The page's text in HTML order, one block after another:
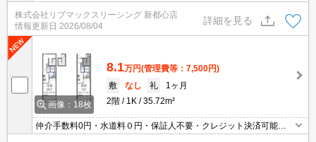
人気の家具家電付き物件です(^^)/
株式会社リブマックスリーシング 新都心店
情報更新日 2026/08/04
詳細を見る
画像：18枚
8.1万円(管理費等：7,500円)
敷
なし 礼
1ヶ月
2階
1K 35.72m²
仲介手数料0円・水道料０円・保証人不要・クレジット決済可能・
人気の家具家電付き物件です(^^)/